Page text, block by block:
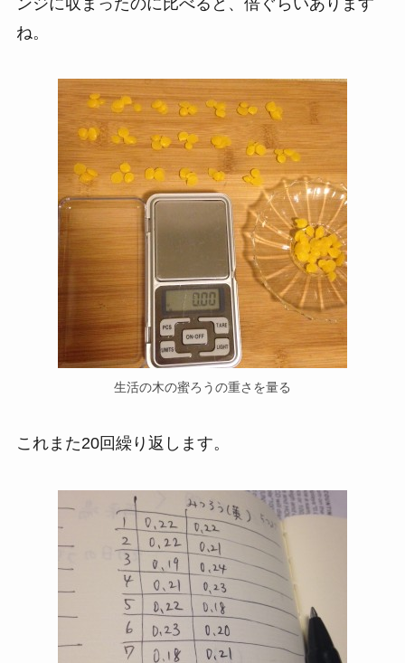
ね。
生活の木の蜜ろうの重さを量る
これまた20回繰り返します。